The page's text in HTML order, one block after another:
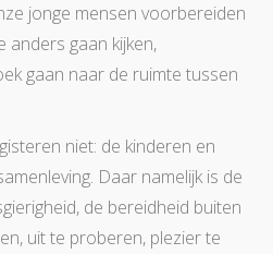
jonge mensen voorbereiden
anders gaan kijken,
gaan naar de ruimte tussen
niet: de kinderen en
Daar namelijk is de
de bereidheid buiten
uit te proberen, plezier te